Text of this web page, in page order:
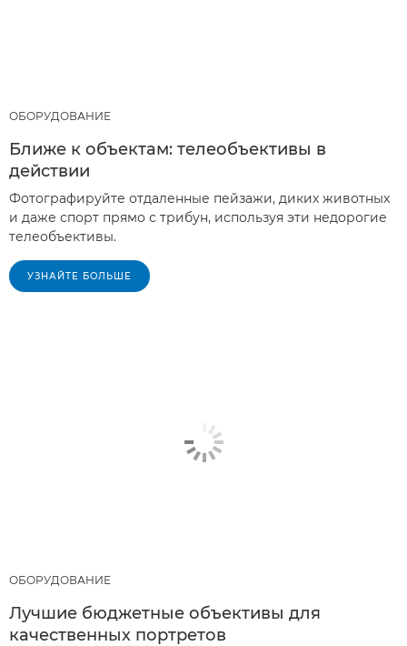
ОБОРУДОВАНИЕ
Ближе к объектам: телеобъективы в
действии
Фотографируйте отдаленные пейзажи, диких животных
и даже спорт прямо с трибун, используя эти недорогие
телеобъективы.
УЗНАЙТЕ БОЛЬШЕ
ОБОРУДОВАНИЕ
Лучшие бюджетные объективы для
качественных портретов